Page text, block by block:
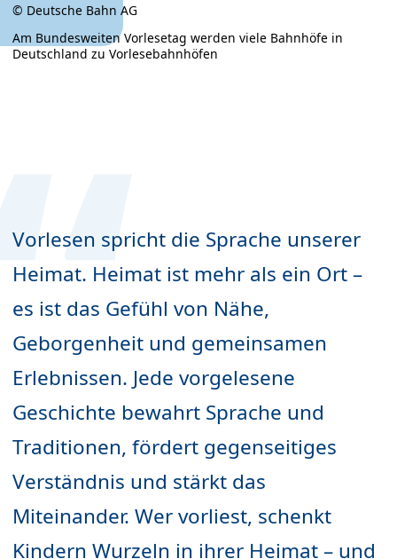
© Deutsche Bahn AG
Am Bundesweiten Vorlesetag werden viele Bahnhöfe in
Deutschland zu Vorlesebahnhöfen
Vorlesebahnhöfen
© Deutsche Bahn AG
Vorlesen spricht die Sprache unserer
Heimat. Heimat ist mehr als ein Ort –
es ist das Gefühl von Nähe,
Geborgenheit und gemeinsamen
Erlebnissen. Jede vorgelesene
Geschichte bewahrt Sprache und
Traditionen, fördert gegenseitiges
Verständnis und stärkt das
Miteinander. Wer vorliest, schenkt
Kindern Wurzeln in ihrer Heimat – und